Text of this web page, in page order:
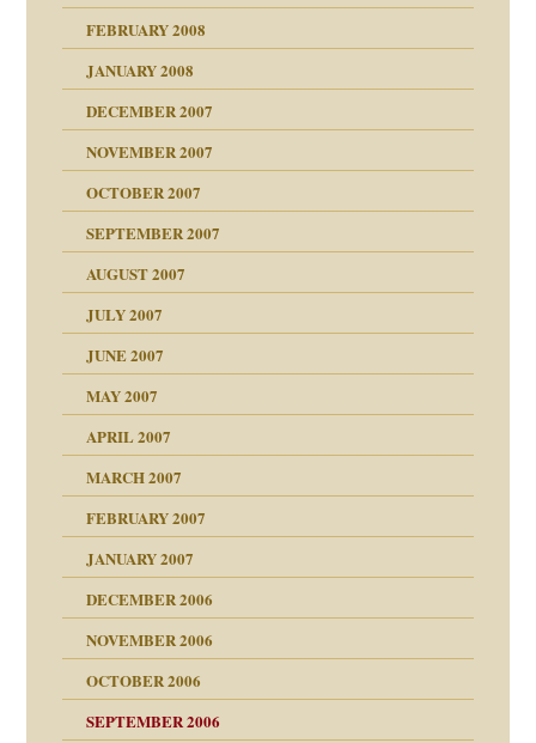
Juni 2008
und Staat
FEBRUARY 2008
in meiner
JANUARY 2008
DECEMBER 2007
NOVEMBER 2007
voller Absicht!"
OCTOBER 2007
SEPTEMBER 2007
AUGUST 2007
JULY 2007
JUNE 2007
MAY 2007
APRIL 2007
MARCH 2007
FEBRUARY 2007
JANUARY 2007
DECEMBER 2006
NOVEMBER 2006
OCTOBER 2006
SEPTEMBER 2006